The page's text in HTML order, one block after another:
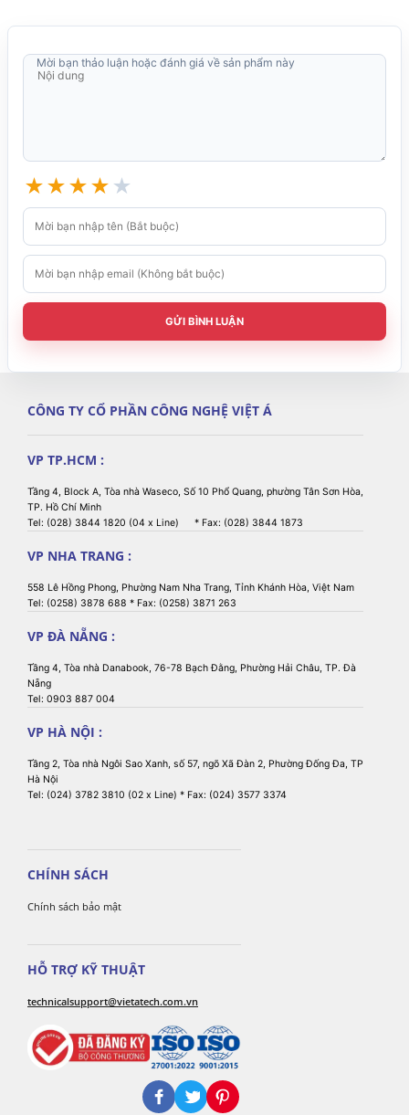
Audio 1 x Jack 3.5mm
Kích thước
Kích thước máy 378 x 249 x 370 mm
Trọng lượng 1.8 kg
Lắp đặt
VESA 75x75 mm,
Nhiệt độ lưu trữ -20°C ~ 60°C
Độ ẩm
10% ~ 90% (không
Chuẩn bảo vệ
IP55 (chống bụi & tia
nước)
Chứng nhận
★★★★ ★
GỬI BÌNH LUẬN
Mời bạn thảo luận hoặc đánh giá về sản phẩm này
CÔNG TY CỔ PHẦN CÔNG NGHỆ VIỆT Á
VP TP.HCM :
Tầng 4, Block A, Tòa nhà Waseco, Số 10 Phổ Quang, phường Tân Sơn Hòa,
TP. Hồ Chí Minh
Tel: (028) 3844 1820 (04 x Line) * Fax: (028) 3844 1873
VP NHA TRANG :
558 Lê Hồng Phong, Phường Nam Nha Trang, Tỉnh Khánh Hòa, Việt Nam
Tel: (0258) 3878 688 * Fax: (0258) 3871 263
VP ĐÀ NẴNG :
Tầng 4, Tòa nhà Danabook, 76-78 Bạch Đằng, Phường Hải Châu, TP. Đà
Nẵng
Tel: 0903 887 004
VP HÀ NỘI :
Tầng 2, Tòa nhà Ngôi Sao Xanh, số 57, ngõ Xã Đàn 2, Phường Đống Đa, TP
Hà Nội
Tel: (024) 3782 3810 (02 x Line) * Fax: (024) 3577 3374
CHÍNH SÁCH
Chính sách bảo mật
HỖ TRỢ KỸ THUẬT
technicalsupport@vietatech.com.vn